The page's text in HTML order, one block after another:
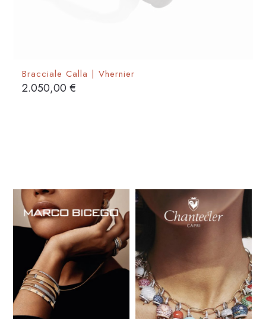
Bracciale Calla | Vhernier
2.050,00€